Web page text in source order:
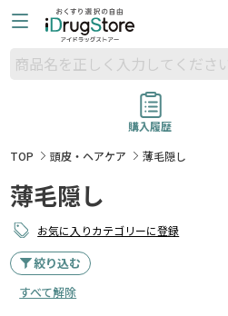
購入履歴
TOP
頭皮・ヘアケア 薄毛隠し
薄毛隠し
お気に入りカテゴリーに登録
絞り込む
すべて解除